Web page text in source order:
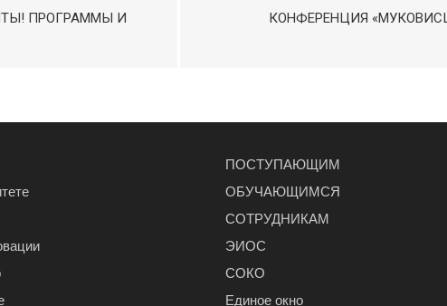
ПРОГРАММЫ И
КОНФЕРЕНЦИЯ
ПОСТУПАЮЩИМ
ОБУЧАЮЩИМСЯ
СОТРУДНИКАМ
ЭИОС
СОКО
Единое окно